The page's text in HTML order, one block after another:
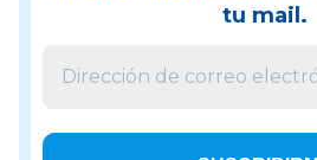
tu mail.